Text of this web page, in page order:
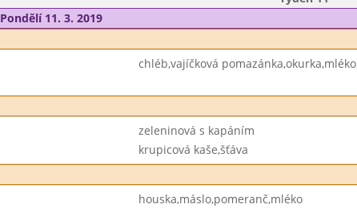
Pondělí 11. 3. 2019
chléb,vajíčková pomazánka,okurka,mléko
zeleninová s kapáním
krupicová kaše,šťáva
houska,máslo,pomeranč,mléko